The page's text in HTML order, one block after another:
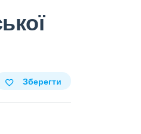
Зберегти